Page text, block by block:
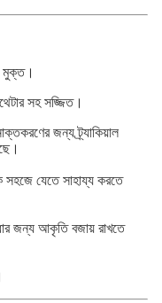
মুক্ত।
সহ সজ্জিত।
জন্য ট্র্যাকিয়াল
যেতে সাহায্য করতে
জন্য আকৃতি বজায় রাখতে